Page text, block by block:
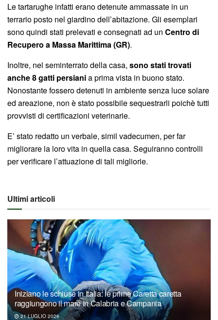
Le tartarughe infatti erano detenute ammassate in un
terrario posto nel giardino dell’abitazione. Gli esemplari
sono quindi stati prelevati e consegnati ad un Centro di
Recupero a Massa Marittima (GR).
Inoltre, nel seminterrato della casa, sono stati trovati
anche 8 gatti persiania prima vista in buono stato.
Nonostante fossero detenuti in ambiente senza luce solare
ed areazione, non è stato possibile sequestrarli poichè tutti
provvisti di certificazioni veterinarie.
E’ stato redatto un verbale, simil vadecumen, per far
migliorare la loro vita in quella casa. Seguiranno controlli
per verificare l’attuazione di tali migliorie.
Ultimi articoli
Iniziano le schiuse in Italia: le prime Caretta caretta
raggiungono il mare in Calabria e Campania
21 LUGLIO 2026